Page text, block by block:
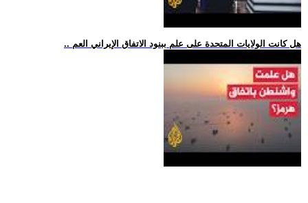
.. هل كانت الولايات المتحدة على علم ببنود الاتفاق الإيراني العم